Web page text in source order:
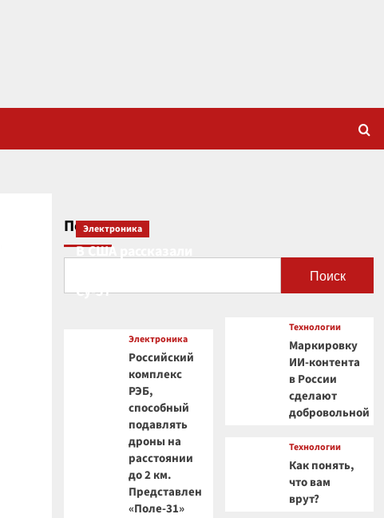
Поиск
Поиск
Электроника
В США рассказали
Су-57
Электроника
Российский
комплекс
РЭБ,
способный
подавлять
дроны на
расстоянии
до 2 км.
Представлен
«Поле-31»
Технологии
Маркировку
ИИ-контента
в России
сделают
добровольной
Технологии
Как понять,
что вам
врут?